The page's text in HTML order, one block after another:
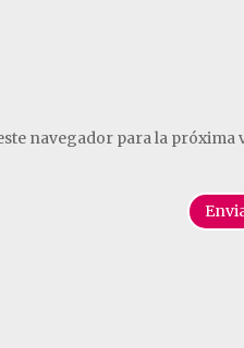
navegador para la próxima